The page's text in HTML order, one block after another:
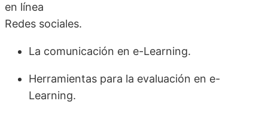
en línea
Redes sociales.
La comunicación en e-Learning.
Herramientas para la evaluación en e-
Learning.